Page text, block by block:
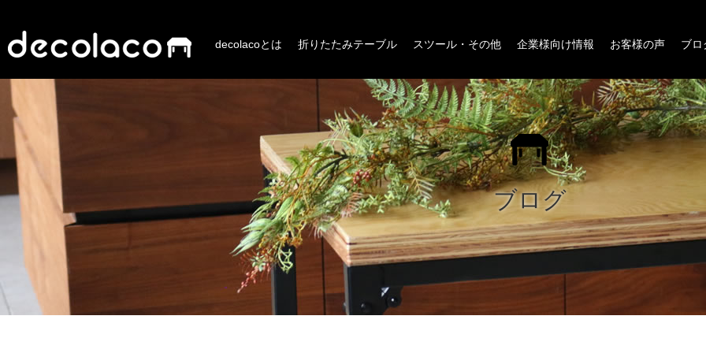
decolacoとは 折りたたみテーブル スツール・その他 企業様向け情報 お客様の声 ブロ
ブログ